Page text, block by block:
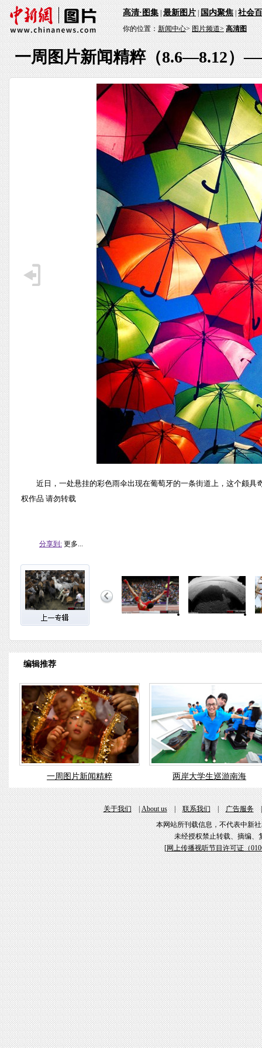
高清·图集|最新图片|国内聚焦|社会
你的位置：新闻中心>图片频道> 高清图
一周图片新闻精粹（8.6—8.12）
近日，一处悬挂的彩色雨伞出现在葡萄牙的一条街道上，这个颇
权作品 请勿转载
分享到: 更多...
编辑推荐
一周图片新闻精粹 两岸大学生巡游南海
关于我们|About us|联系我们|广告服务
本网站所刊载信息，不代表中新
未经授权禁止转载、摘编、
[网上传播视听节目许可证（